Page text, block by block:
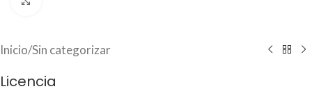
Inicio/Sin categorizar
Licencia